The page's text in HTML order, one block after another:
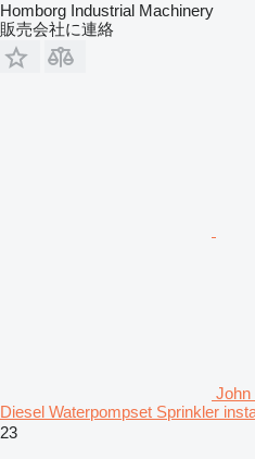
Homborg Industrial Machinery
販売会社に連絡
John
Diesel Waterpompset Sprinkler
23